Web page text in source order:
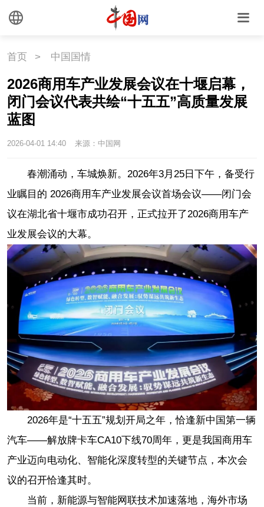
首页 > 中国国情
2026商用车产业发展会议在十堰启幕，
闭门会议代表共绘“十五五”高质量发展
蓝图
2026-04-01 14:40 来源：中国网
春潮涌动，车城焕新。2026年3月25日下午，备受行
业瞩目的 2026商用车产业发展会议首场会议——闭门会
议在湖北省十堰市成功召开，正式拉开了2026商用车产
业发展会议的大幕。
2026年是“十五五”规划开局之年，恰逢新中国第一辆
汽车——解放牌卡车CA10下线70周年，更是我国商用车
产业迈向电动化、智能化深度转型的关键节点，本次会
议的召开恰逢其时。
当前，新能源与智能网联技术加速落地，海外市场